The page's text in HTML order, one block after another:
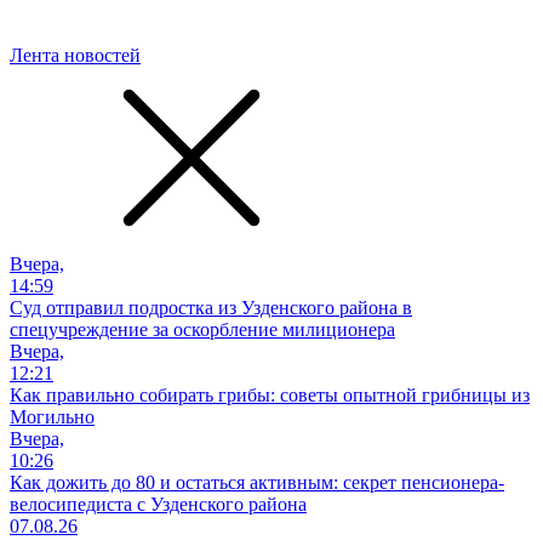
Лента новостей
Вчера,
14:59
Суд отправил подростка из Узденского района в
спецучреждение за оскорбление милиционера
Вчера,
12:21
Как правильно собирать грибы: советы опытной грибницы из
Могильно
Вчера,
10:26
Как дожить до 80 и остаться активным: секрет пенсионера-
велосипедиста с Узденского района
07.08.26